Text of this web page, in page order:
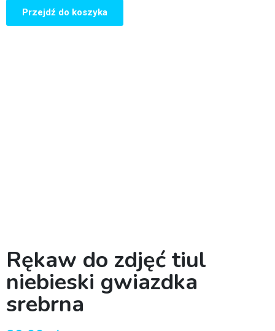
Przejdź do koszyka
Rękaw do zdjęć tiul
niebieski gwiazdka
srebrna